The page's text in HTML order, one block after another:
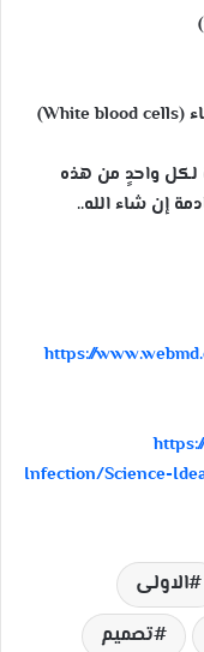
لكل واحدٍ من هذه
إن شاء الله..
https://
Infection/Science-
الاولى
تصميم